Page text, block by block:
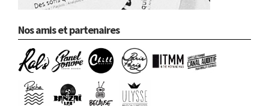
Nos amis et partenaires